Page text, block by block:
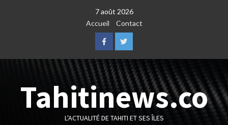
7 août 2026
Accueil
Contact
FacebookTwitter
Tahitinews.co
L'ACTUALITÉ DE TAHITI ET SES ÎLES